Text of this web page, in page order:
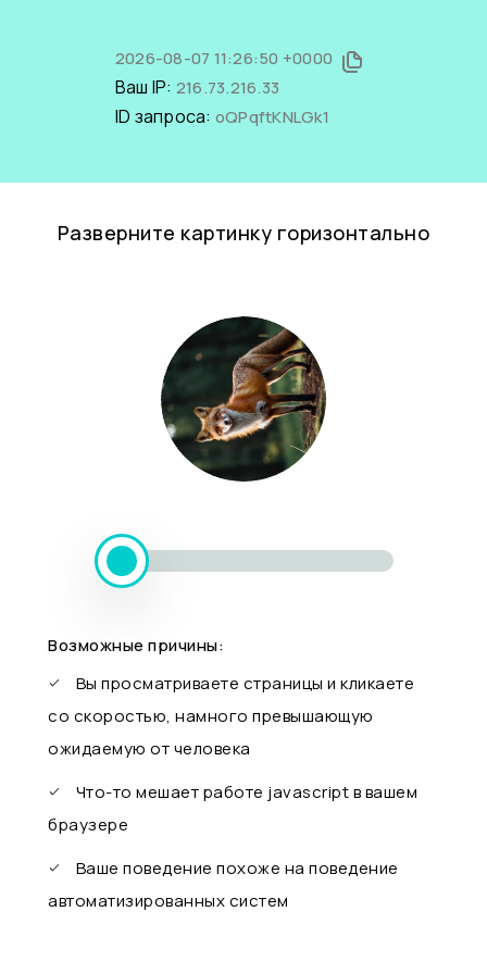
2026-08-07 11:26:50 +0000
Ваш IP: 216.73.216.33
ID запроса: oQPqftKNLGk1
Разверните картинку горизонтально
Возможные причины:
Вы просматриваете страницы и кликаете
со скоростью, намного превышающую
ожидаемую от человека
Что-то мешает работе javascript в вашем
браузере
Ваше поведение похоже на поведение
автоматизированных систем